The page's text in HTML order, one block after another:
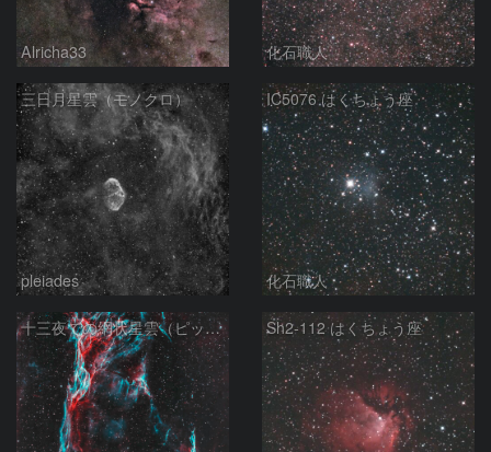
Alricha33 化石職人
三日月星雲（モノクロ）
pleiades
IC5076 はくちょう座
化石職人
十三夜での網状星雲（ピッカリングの三角） Sh2-112 はくちょう座